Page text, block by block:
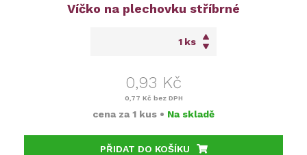
Víčko na plechovku stříbrné
ks
0,93 Kč
0,77 Kč bez DPH
cena za 1 kus • Na skladě
PŘIDAT DO KOŠÍKU